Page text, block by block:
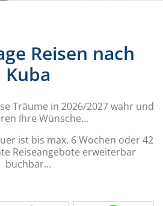
Reisen nach
Kuba
Träume in 2026/2027 wahr und
Ihre Wünsche...
ist bis max. 6 Wochen oder 42
Reiseangebote erweiterbar
buchbar...